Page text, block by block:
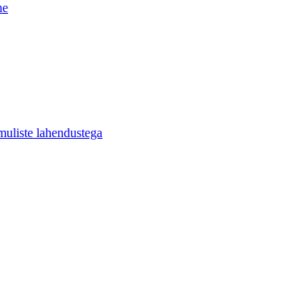
lahendustega